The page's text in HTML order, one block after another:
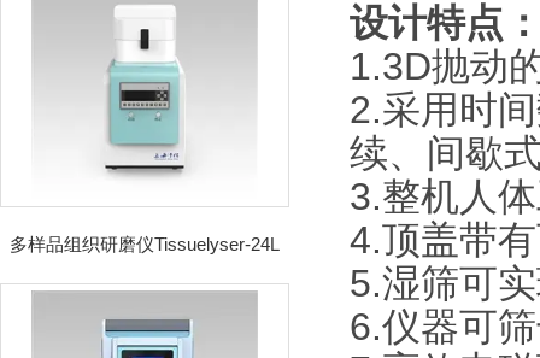
多样品组织研磨仪Tissuelyser-24L
设计特点
1.3D抛动
2.采用时
续、间歇
3.整机人
4.顶盖带
5.湿筛可
6.仪器可